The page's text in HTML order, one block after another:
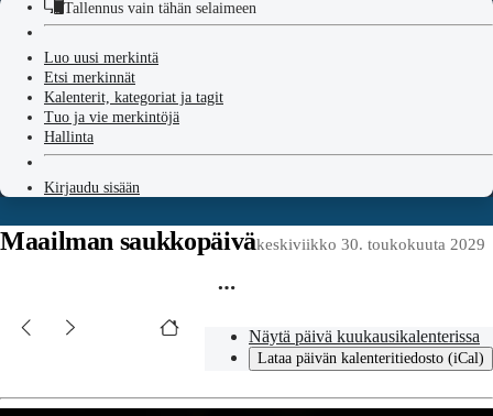
Tallennus vain tähän selaimeen
Luo uusi merkintä
Etsi merkinnät
Kalenterit, kategoriat ja tagit
Tuo ja vie merkintöjä
Hallinta
Kirjaudu sisään
Maailman saukkopäiväkeskiviikko 30. toukokuuta 2029
Näytä päivä kuukausikalenterissa
Lataa päivän kalenteritiedosto (iCal)